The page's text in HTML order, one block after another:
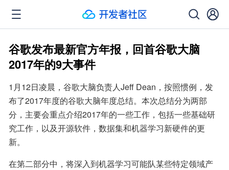
谷歌发布最新官方年报，回首谷歌大脑
2017年的9大事件
1月12日凌晨，谷歌大脑负责人Jeff Dean，按照惯例，发
布了2017年度的谷歌大脑年度总结。本次总结分为两部
分，主要会重点介绍2017年的一些工作，包括一些基础研
究工作，以及开源软件，数据集和机器学习新硬件的更
新。
在第二部分中，将深入到机器学习可能队某些特定领域产